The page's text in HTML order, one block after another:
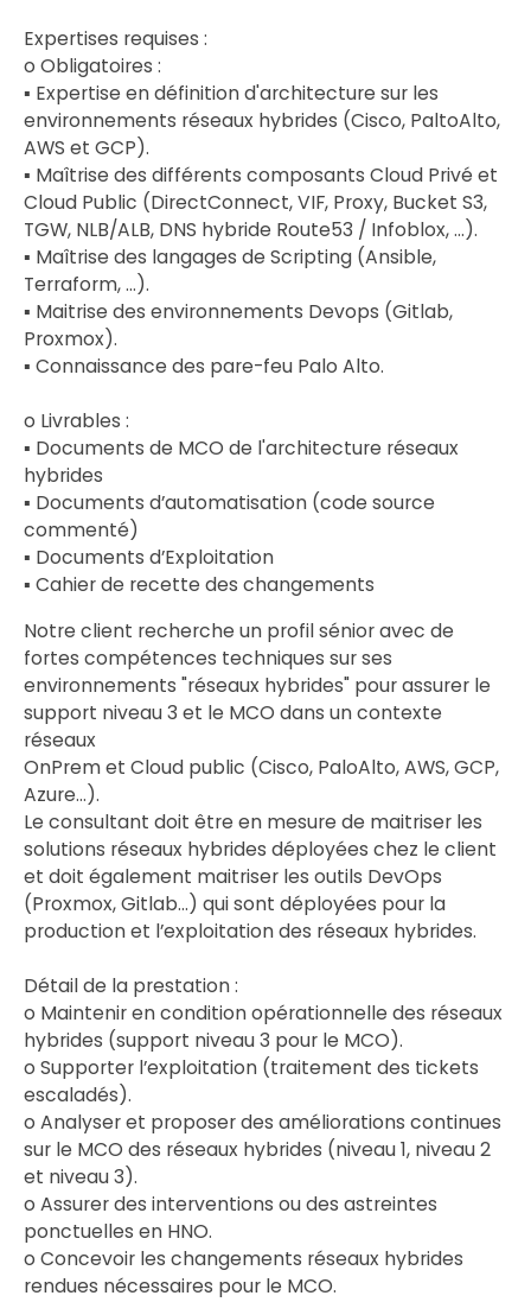
Expertises requises :
o Obligatoires :
▪ Expertise en définition d'architecture sur les
environnements réseaux hybrides (Cisco, PaltoAlto,
AWS et GCP).
▪ Maîtrise des différents composants Cloud Privé et
Cloud Public (DirectConnect, VIF, Proxy, Bucket S3,
TGW, NLB/ALB, DNS hybride Route53 / Infoblox, …).
▪ Maîtrise des langages de Scripting (Ansible,
Terraform, …).
▪ Maitrise des environnements Devops (Gitlab,
Proxmox).
▪ Connaissance des pare-feu Palo Alto.
o Livrables :
▪ Documents de MCO de l'architecture réseaux
hybrides
▪ Documents d’automatisation (code source
commenté)
▪ Documents d’Exploitation
▪ Cahier de recette des changements
Notre client recherche un profil sénior avec de
fortes compétences techniques sur ses
environnements "réseaux hybrides" pour assurer le
support niveau 3 et le MCO dans un contexte
réseaux
OnPrem et Cloud public (Cisco, PaloAlto, AWS, GCP,
Azure…).
Le consultant doit être en mesure de maitriser les
solutions réseaux hybrides déployées chez le client
et doit également maitriser les outils DevOps
(Proxmox, Gitlab…) qui sont déployées pour la
production et l’exploitation des réseaux hybrides.
Détail de la prestation :
o Maintenir en condition opérationnelle des réseaux
hybrides (support niveau 3 pour le MCO).
o Supporter l’exploitation (traitement des tickets
escaladés).
o Analyser et proposer des améliorations continues
sur le MCO des réseaux hybrides (niveau 1, niveau 2
et niveau 3).
o Assurer des interventions ou des astreintes
ponctuelles en HNO.
o Concevoir les changements réseaux hybrides
rendues nécessaires pour le MCO.